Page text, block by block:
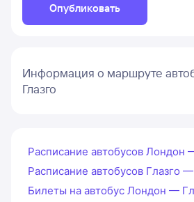
Опубликовать
Информация о маршруте
Глазго
Расписание автобусов Лондон
Расписание автобусов Глазго
Билеты на автобус Лондон —